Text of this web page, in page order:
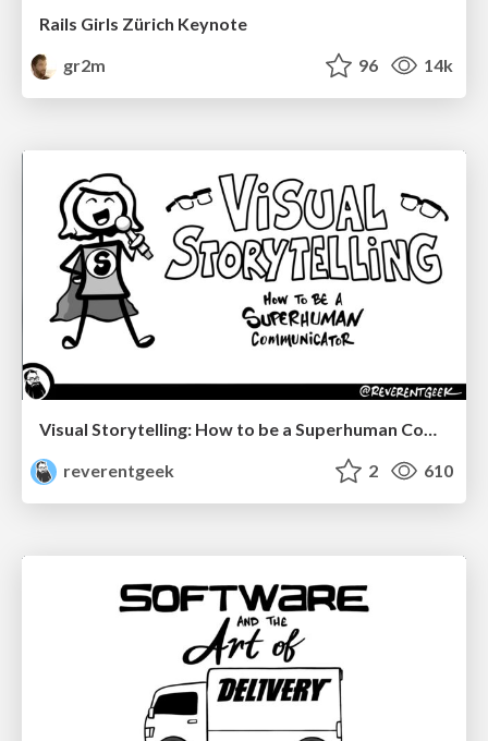
Rails Girls Zürich Keynote
gr2m
96 14k
Visual Storytelling: How to be a Superhuman Communicator
reverentgeek
2 610